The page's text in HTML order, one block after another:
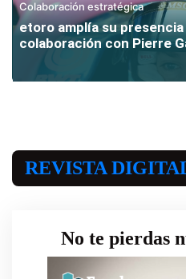
Colaboración estratégica
etoro amplía su
colaboración con Pierre
REVISTA
No te pierdas